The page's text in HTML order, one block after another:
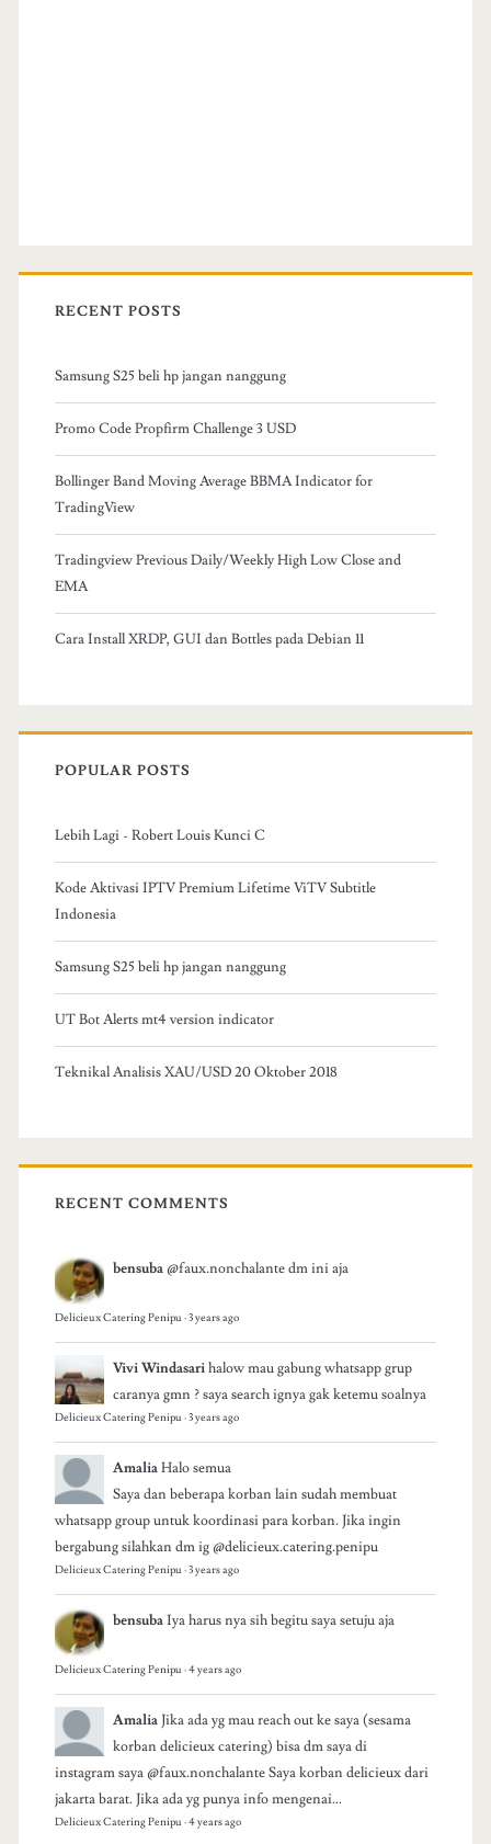
RECENT POSTS
Samsung S25 beli hp jangan nanggung
Promo Code Propfirm Challenge 3 USD
Bollinger Band Moving Average BBMA Indicator for
TradingView
Tradingview Previous Daily/Weekly High Low Close and
EMA
Cara Install XRDP, GUI dan Bottles pada Debian 11
POPULAR POSTS
Lebih Lagi - Robert Louis Kunci C
Kode Aktivasi IPTV Premium Lifetime ViTV Subtitle
Indonesia
Samsung S25 beli hp jangan nanggung
UT Bot Alerts mt4 version indicator
Teknikal Analisis XAU/USD 20 Oktober 2018
RECENT COMMENTS
bensuba @faux.nonchalante dm ini aja
Delicieux Catering Penipu·3 years ago
Vivi Windasari halow mau gabung whatsapp grup
caranya gmn ? saya search ignya gak ketemu soalnya
Delicieux Catering Penipu·3 years ago
Amalia Halo semua
Saya dan beberapa korban lain sudah membuat
whatsapp group untuk koordinasi para korban. Jika ingin
bergabung silahkan dm ig @delicieux.catering.penipu
Delicieux Catering Penipu·3 years ago
bensuba Iya harus nya sih begitu saya setuju aja
Delicieux Catering Penipu·4 years ago
Amalia Jika ada yg mau reach out ke saya (sesama
korban delicieux catering) bisa dm saya di
instagram saya @faux.nonchalante Saya korban delicieux dari
jakarta barat. Jika ada yg punya info mengenai...
Delicieux Catering Penipu·4 years ago